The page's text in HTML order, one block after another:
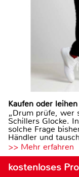
Kaufen oder leihen
„Drum prüfe, wer
Schillers Glocke.
solche Frage
Händler und
>> Mehr erfahren
kostenloses